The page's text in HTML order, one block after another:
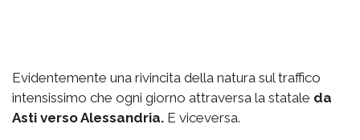
Evidentemente una rivincita della natura sul traffico
intensissimo che ogni giorno attraversa la statale da
Asti verso Alessandria. E viceversa.